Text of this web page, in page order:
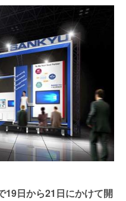
19日から21日にかけて開